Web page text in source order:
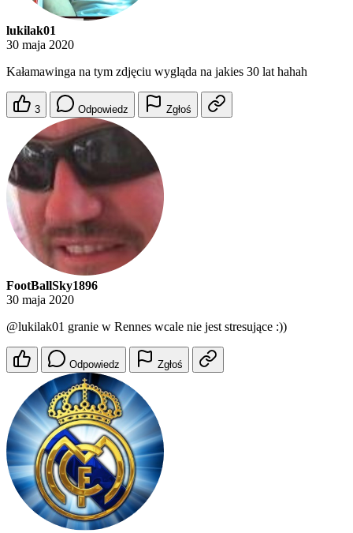
lukilak01
30 maja 2020
Kałamawinga na tym zdjęciu wygląda na jakies 30 lat hahah
3 Odpowiedz Zgłoś
FootBallSky1896
30 maja 2020
@lukilak01 granie w Rennes wcale nie jest stresujące :))
Odpowiedz Zgłoś